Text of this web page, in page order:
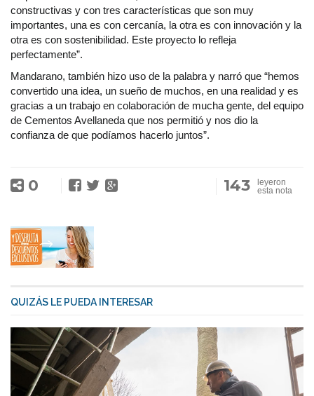
constructivas y con tres características que son muy
importantes, una es con cercanía, la otra es con innovación y la
otra es con sostenibilidad. Este proyecto lo refleja
perfectamente”.
Mandarano, también hizo uso de la palabra y narró que “hemos
convertido una idea, un sueño de muchos, en una realidad y es
gracias a un trabajo en colaboración de mucha gente, del equipo
de Cementos Avellaneda que nos permitió y nos dio la
confianza de que podíamos hacerlo juntos”.
0 143
leyeron
esta nota
QUIZÁS LE PUEDA INTERESAR